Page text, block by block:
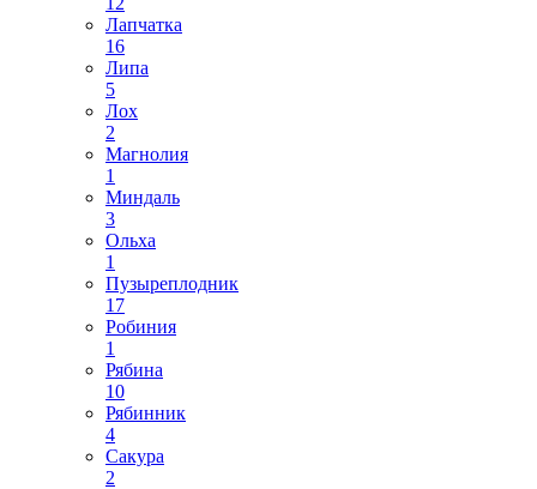
Лапчатка
16
Липа
5
Лох
2
Магнолия
1
Миндаль
3
Ольха
1
Пузыреплодник
17
Робиния
1
Рябина
10
Рябинник
4
Сакура
2